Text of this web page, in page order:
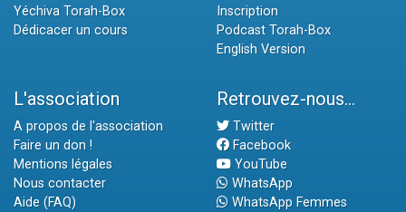
Yéchiva Torah-Box
Dédicacer un cours
Inscription
Podcast Torah-Box
English Version
L'association
A propos de l'association
Faire un don !
Mentions légales
Nous contacter
Aide (FAQ)
Retrouvez-nous...
Twitter
Facebook
YouTube
WhatsApp
WhatsApp Femmes